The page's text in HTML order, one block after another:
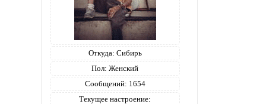
Откуда: Сибирь
Пол: Женский
Сообщений: 1654
Текущее настроение: